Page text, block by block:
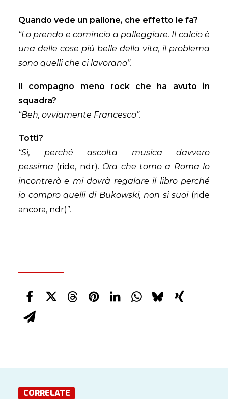
Quando vede un pallone, che effetto le fa?
“Lo prendo e comincio a palleggiare. Il calcio è
una delle cose più belle della vita, il problema
sono quelli che ci lavorano”.
Il compagno meno rock che ha avuto in
squadra?
“Beh, ovviamente Francesco”.
Totti?
“Sì, perché ascolta musica davvero
pessima (ride, ndr). Ora che torno a Roma lo
incontrerò e mi dovrà regalare il libro perché
io compro quelli di Bukowski, non si suoi(ride
ancora, ndr)”.
CORRELATE